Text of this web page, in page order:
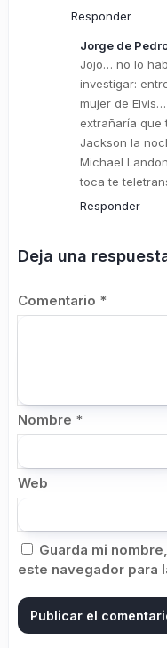
Responder
Jorge de
Jojo… no lo
investigar:
mujer de
extrañaría que
Jackson la
Michael
toca te
Responder
Deja una
Comentario *
Nombre *
Web
Guarda mi
este navegador para